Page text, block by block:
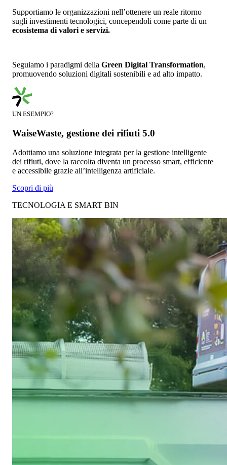
Supportiamo le organizzazioni nell’ottenere un reale ritorno
sugli investimenti tecnologici, concependoli come parte di un
ecosistema di valori e servizi.
Seguiamo i paradigmi della Green Digital Transformation,
promuovendo soluzioni digitali sostenibili e ad alto impatto.
UN ESEMPIO?
WaiseWaste, gestione dei rifiuti 5.0
Adottiamo una soluzione integrata per la gestione intelligente
dei rifiuti, dove la raccolta diventa un processo smart, efficiente
e accessibile grazie all’intelligenza artificiale.
Scopri di più
TECNOLOGIA E SMART BIN